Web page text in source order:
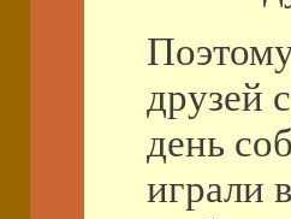
друзей
день
играли